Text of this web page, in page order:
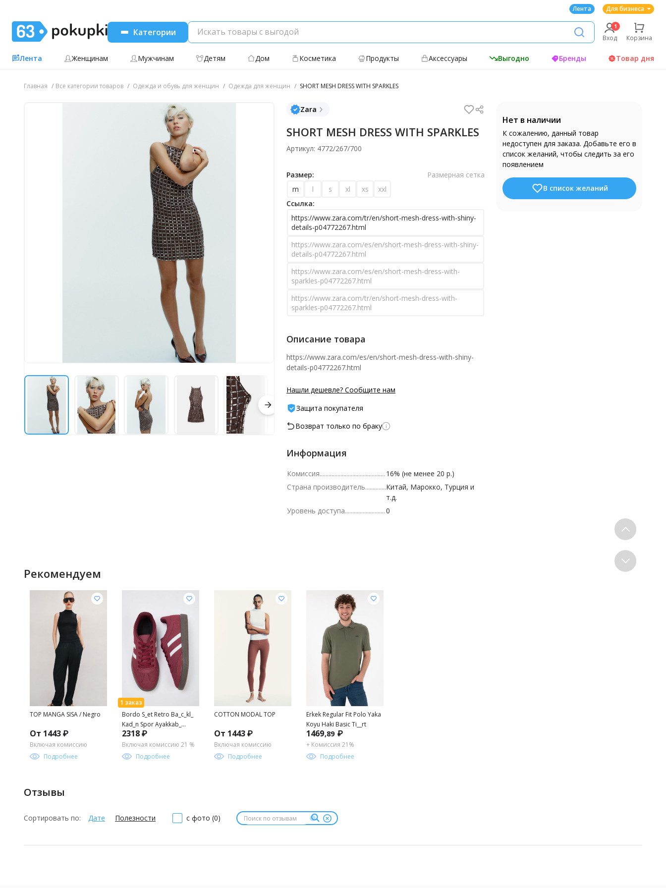
Лента Для бизнеса
Категории
Вход Корзина
Лента Женщинам Мужчинам Детям Дом Косметика Продукты Аксессуары Выгодно Бренды Товар дня
Главная Все категории товаров Одежда и обувь для женщин Одежда для женщин SHORT MESH DRESS WITH SPARKLES
Zara
SHORT MESH DRESS WITH SPARKLES
Артикул: 4772/267/700
Размер:
Размерная сетка
m
l s xl xs
xxl
Ссылка:
https://www.zara.com/tr/en/short-mesh-dress-with-shiny-
details-p04772267.html
https://www.zara.com/es/en/short-mesh-dress-with-shiny-
details-p04772267.html
https://www.zara.com/es/en/short-mesh-dress-with-
sparkles-p04772267.html
https://www.zara.com/tr/en/short-mesh-dress-with-
sparkles-p04772267.html
Нет в наличии
К сожалению, данный товар
недоступен для заказа. Добавьте его в
список желаний, чтобы следить за его
появлением
В список желаний
Описание товара
https://www.zara.com/es/en/short-mesh-dress-with-shiny-
details-p04772267.html
Нашли дешевле? Сообщите нам
Защита покупателя
Возврат только по браку
Информация
Комиссия
16% (не менее 20 р.)
Страна производитель
Китай, Марокко, Турция и
т.д.
Уровень доступа
0
Рекомендуем
TOP MANGA SISA / Negro
От 1443 ₽
Включая комиссию
Подробнее
Bordo S_et Retro Ba_c_kl_
Kad_n Spor Ayakkab_
TAKAW25SN00005
2318 ₽
Включая комиссию 21 %
Подробнее
COTTON MODAL TOP
От 1443 ₽
Включая комиссию
Подробнее
Erkek Regular Fit Polo Yaka
Koyu Haki Basic Ti__rt
1469,89 ₽
+ Комиссия 21%
Подробнее
Отзывы
Сортировать по: Дате Полезности с фото (0)